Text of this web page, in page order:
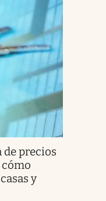
de precios
cómo
y